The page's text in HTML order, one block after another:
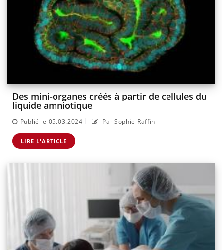
Des mini-organes créés à partir de cellules du
liquide amniotique
Publié le 05.03.2024 | Par Sophie Raffin
LIRE L'ARTICLE